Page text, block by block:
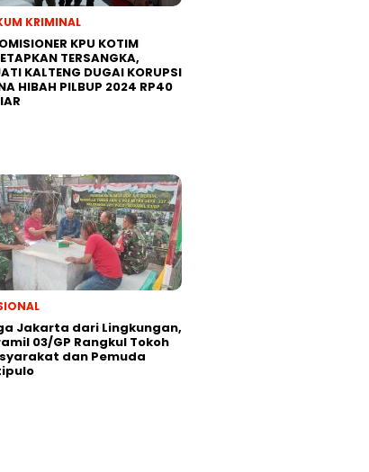
KRIMINAL
KPU KOTIM
TERSANGKA,
KALTENG DUGAI KORUPSI
HIBAH PILBUP 2024 RP40
Jakarta dari Lingkungan,
03/GP Rangkul Tokoh
dan Pemuda